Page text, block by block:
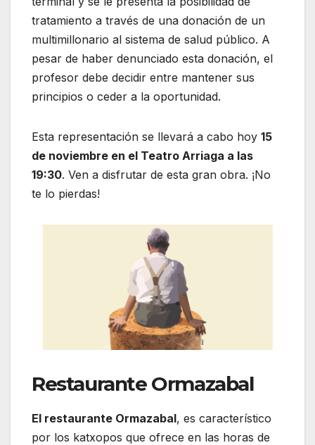
tratamiento a través de una donación de un
multimillonario al sistema de salud público. A
pesar de haber denunciado esta donación, el
profesor debe decidir entre mantener sus
principios o ceder a la oportunidad.
Esta representación se llevará a cabo hoy 15
de noviembre en el Teatro Arriaga a las
19:30. Ven a disfrutar de esta gran obra. ¡No
te lo pierdas!
Restaurante Ormazabal
El restaurante Ormazabal, es característico
por los katxopos que ofrece en las horas de